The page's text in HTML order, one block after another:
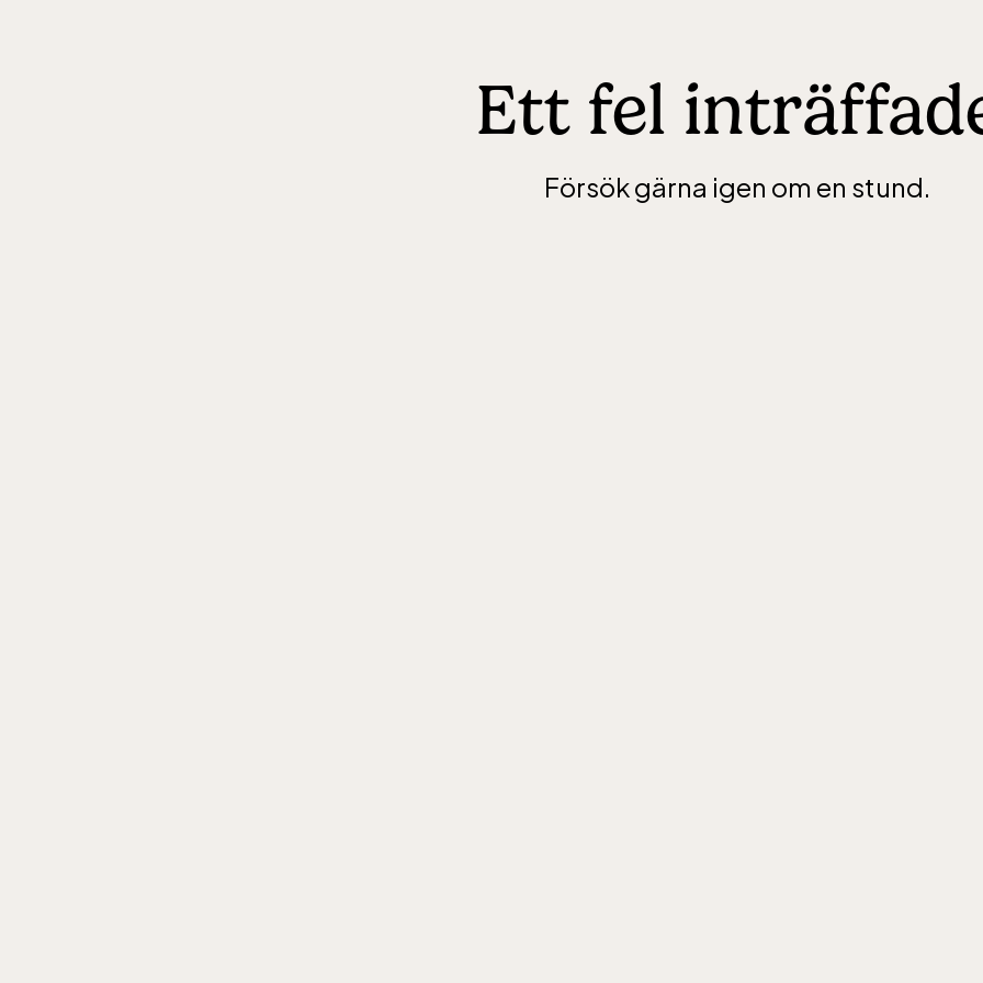
Ett fel
Försök gärna igen om en stund.